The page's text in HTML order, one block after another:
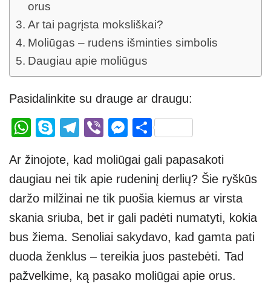
orus
Ar tai pagrįsta moksliškai?
Moliūgas – rudens išminties simbolis
Daugiau apie moliūgus
Pasidalinkite su drauge ar draugu:
W
at
s
A
p
p
S
p
e
T
e
gr
a
m
Vi
er
M
ss
e
n
g
er
S
ar
e
Ar žinojote, kad moliūgai gali papasakoti
daugiau nei tik apie rudeninį derlių? Šie ryškūs
daržo milžinai ne tik puošia kiemus ar virsta
skania sriuba, bet ir gali padėti numatyti, kokia
bus žiema. Senoliai sakydavo, kad gamta pati
duoda ženklus – tereikia juos pastebėti. Tad
pažvelkime, ką pasako moliūgai apie orus.